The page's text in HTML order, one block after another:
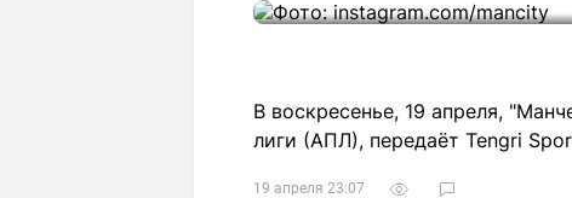
В воскресенье, 19 апреля,
лиги (АПЛ), передаёт Tengri
19 апреля 23:07